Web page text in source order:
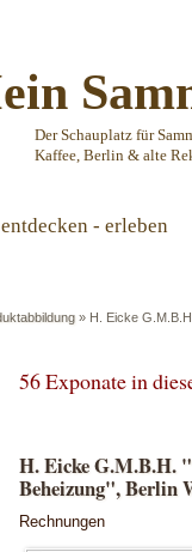
Der Schauplatz für
Kaffee, Berlin & alte
- erleben
» H. Eicke
56 Exponate in
H. Eicke G.M.B.H.
Beheizung", Berlin
Rechnungen